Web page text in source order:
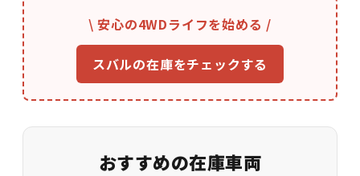
\ 安心の4WDライフを始める /
スバルの在庫をチェックする
おすすめの在庫車両